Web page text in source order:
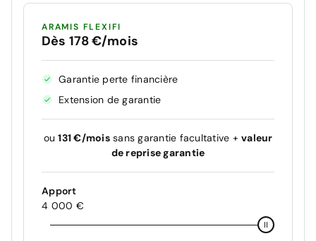
ARAMIS FLEXIFI
Dès 178 €/mois
Garantie perte financière
Extension de garantie
ou131 €/moissans garantie facultative + valeur
de reprise garantie
Apport
4 000 €